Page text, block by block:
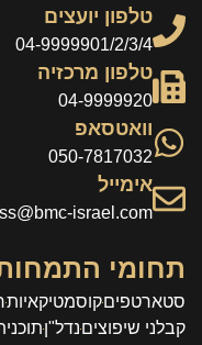
טלפון יועצים
04-9999901/2/3/4
טלפון מרכזיה
04-9999920
וואטסאפ
050-7817032
אימייל
israel.com
תחומי
סטארטפיםקוסמטיקאיות
קבלני שיפוציםנדל"ן